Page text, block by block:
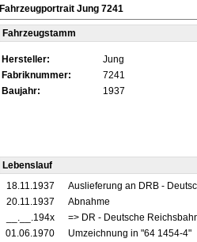
Fahrzeugportrait Jung 7241
Fahrzeugstamm
Hersteller:
Jung
Fabriknummer:
7241
Baujahr:
1937
Lebenslauf
18.11.1937
Auslieferung an DRB -
20.11.1937
Abnahme
__.__.194x
=> DR - Deutsche
01.06.1970
Umzeichnung in "64 1454-4"